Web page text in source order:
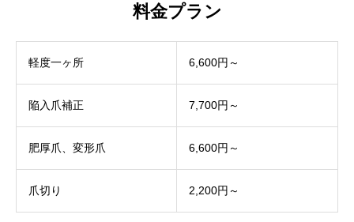
料金プラン
軽度一ヶ所 6,600円～
陥入爪補正 7,700円～
肥厚爪、変形爪 6,600円～
爪切り 2,200円～